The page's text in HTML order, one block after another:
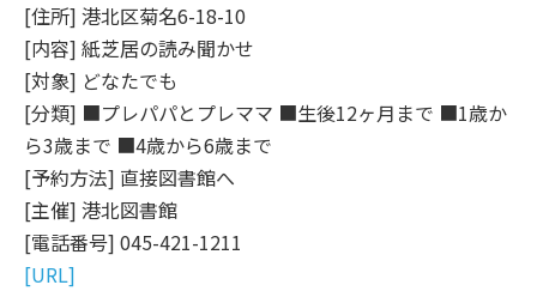
[住所] 港北区菊名6-18-10
[内容] 紙芝居の読み聞かせ
[対象] どなたでも
[分類] ■プレパパとプレママ ■生後12ヶ月まで ■1歳か
ら3歳まで ■4歳から6歳まで
[予約方法] 直接図書館へ
[主催] 港北図書館
[電話番号] 045-421-1211
[URL]